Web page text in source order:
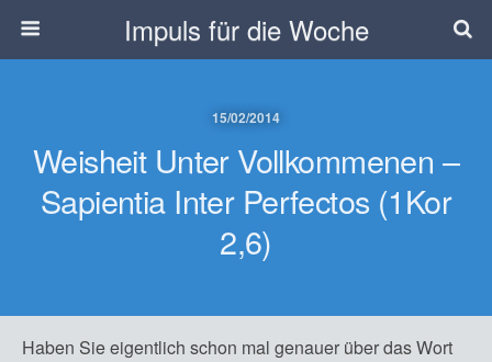
Impuls für die Woche
15/02/2014
Weisheit Unter Vollkommenen –
Sapientia Inter Perfectos (1Kor
2,6)
Haben Sie eigentlich schon mal genauer über das Wort